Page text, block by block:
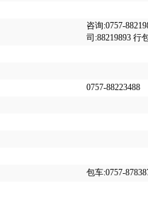
咨询:0757-
司:88219893 行
0757-88223488
包车:0757-